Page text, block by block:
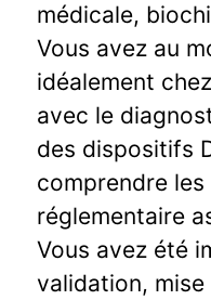
médicale,
Vous avez au
idéalement
avec le
des dispositifs
comprendre
réglementaire
Vous avez été
validation,